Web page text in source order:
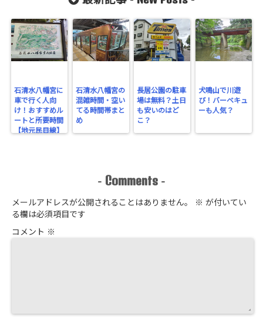
石清水八幡宮に
車で行く人向
け！おすすめル
ートと所要時間
【地元民目線】
石清水八幡宮の
混雑時間・空い
てる時間帯まと
め
長居公園の駐車
場は無料？土日
も安いのはど
こ？
犬鳴山で川遊
び！バーベキュ
ーも人気？
- Comments -
メールアドレスが公開されることはありません。 ※ が付いてい
る欄は必須項目です
コメント ※